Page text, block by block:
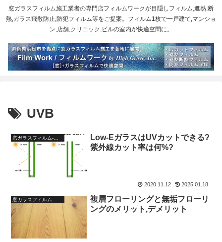
窓ガラスフィルム施工業者の専門店フィルムワークが目隠しフィルム,遮熱,断
熱,ガラス飛散防止,防犯フィルム等をご提案。フィルム1枚で一戸建て,マンショ
ン,店舗,クリニック,ビルの室内が快適空間に。
UVB
窓ガラスフィルム-ブログ
Low-EガラスはUVカットできる?
紫外線カット率は何%?
2020.11.12 2025.01.18
複層フローリングと無垢フローリ
ングのメリット,デメリット